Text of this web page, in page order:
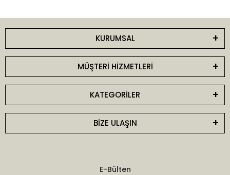
KURUMSAL
MÜŞTERİ HİZMETLERİ
KATEGORİLER
BİZE ULAŞIN
E-Bülten